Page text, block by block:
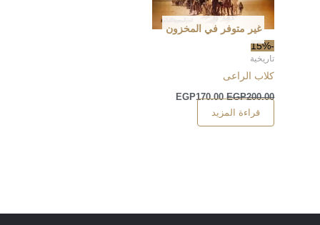
-15%
غير متوفر في المخزون
تاريخية
كلاب الراعى
EGP200.00
EGP170.00
قراءة المزيد